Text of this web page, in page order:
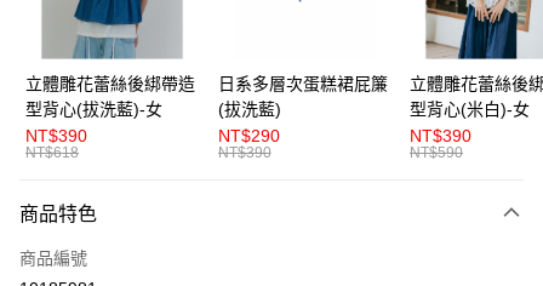
街口支付
悠遊付
AFTEE先享後付
相關說明
便利好安心！
２．便利：只要手機號碼，簡訊認證，即可結帳。
３．安心：先確認商品／服務後，再付款。
運送方式
立體雕花蕾絲後綁帶造
型背心(拔洗藍)-女
NT$390
NT$618
日系多層次蛋糕裙屁簾
(拔洗藍)
NT$290
NT$390
立體雕花蕾絲後
型背心(米白)-女
NT$390
NT$590
商品特色
商品編號